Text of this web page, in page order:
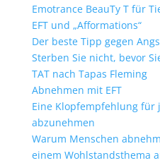
Emotrance BeauTy T für
EFT und „Afformations“
Der beste Tipp gegen
Sterben Sie nicht, bevor
TAT nach Tapas Fleming
Abnehmen mit EFT
Eine Klopfempfehlung für
abzunehmen
Warum Menschen
einem Wohlstandsthema